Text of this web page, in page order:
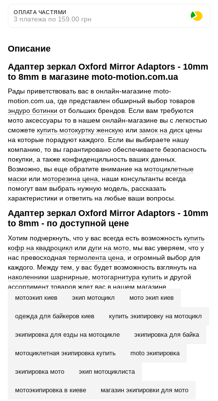
ОПЛАТА ЧАСТЯМИ
3 платежа по 159.00 грн
Описание
Адаптер зеркал Oxford Mirror Adaptors - 10mm
to 8mm в магазине moto-motion.com.ua
Рады приветствовать вас в онлайн-магазине moto-
motion.com.ua, где представлен обширный выбор товаров
эндуро ботинки от больших брендов. Если вам требуются
мото аксессуары то в нашем онлайн-магазине вы с легкостью
сможете купить мотокуртку женскую или замок на диск цены
на которые порадуют каждого. Если вы выбираете нашу
компанию, то вы гарантировано обеспечиваете безопасность
покупки, а также конфиденцильность ваших данных.
Возможно, вы еще обратите внимание на мотоциклетные
маски или моторезина цена , наши консультанты всегда
помогут вам выбрать нужную модель, рассказать
характеристики и ответить на любые ваши вопросы.
Адаптер зеркал Oxford Mirror Adaptors - 10mm
to 8mm - по доступной цене
Хотим подчеркнуть, что у вас всегда есть возможность купить
кофр на квадроцикл или дуги на мото , мы вас уверяем, что у
нас превосходная термолента цена , и огромный выбор для
каждого. Между тем, у вас будет возможность взглянуть на
наколенники шарнирные мотогарнитура купить и другой
ассортимент товаров ждет вас в нашем магазине.
мотоэкип киев экип мотоцикл мото экип киев
одежда для байкеров киев купить экипировку на мотоцикл
экипировка для езды на мотоцикле экипировка для байка
мотоциклетная экипировка купить moto экипировка
экипировка мото экип мотоциклиста
мотоэкипировка в киеве магазин экипировки для мото